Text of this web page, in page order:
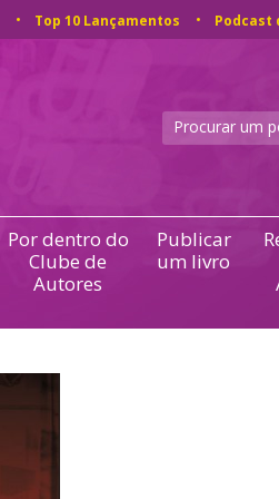
Top 10 Lançamentos Podcast
Por dentro do
Clube de
Autores
Publicar
um livro